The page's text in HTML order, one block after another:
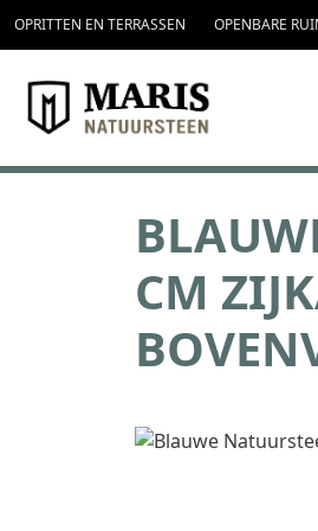
Overslaan en naar de inhoud gaan
topmenu
OPRITTEN EN TERRASSEN OPENBARE
CM